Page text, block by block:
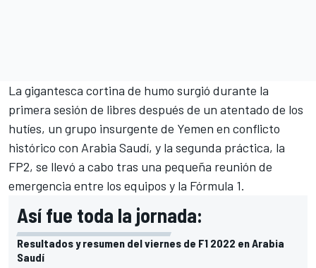
La gigantesca cortina de humo surgió durante la
primera sesión de libres después de un atentado de los
hutíes, un grupo insurgente de Yemen en conflicto
histórico con Arabia Saudí, y la segunda práctica, la
FP2, se llevó a cabo tras una pequeña reunión de
emergencia entre los equipos y la Fórmula 1.
Así fue toda la jornada:
Resultados y resumen del viernes de F1 2022 en Arabia
Saudí